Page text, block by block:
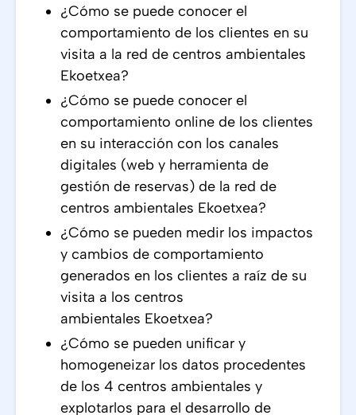
¿Cómo se puede conocer el
comportamiento de los clientes en su
visita a la red de centros ambientales
Ekoetxea?
¿Cómo se puede conocer el
comportamiento online de los clientes
en su interacción con los canales
digitales (web y herramienta de
gestión de reservas) de la red de
centros ambientales Ekoetxea?
¿Cómo se pueden medir los impactos
y cambios de comportamiento
generados en los clientes a raíz de su
visita a los centros
ambientales Ekoetxea?
¿Cómo se pueden unificar y
homogeneizar los datos procedentes
de los 4 centros ambientales y
explotarlos para el desarrollo de